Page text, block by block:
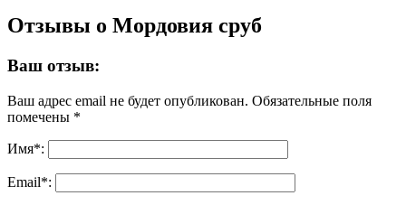
Отзывы о Мордовия сруб
Ваш отзыв:
Ваш адрес email не будет опубликован. Обязательные поля
помечены *
Имя*:
Email*: